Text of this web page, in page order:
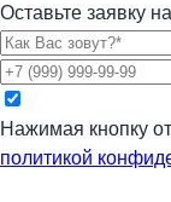
Оставьте заявку
Нажимая кнопку
политикой